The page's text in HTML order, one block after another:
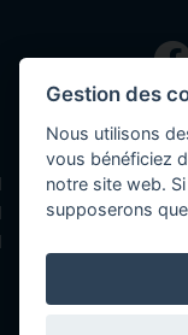
Gestion des
Nous utilisons
vous bénéficiez
notre site web.
supposerons